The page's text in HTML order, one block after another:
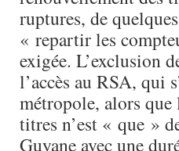
ruptures, de
« repartir les
exigée. L’exclusion
l’accès au RSA, qui
métropole, alors
titres n’est « que »
Guyane avec une